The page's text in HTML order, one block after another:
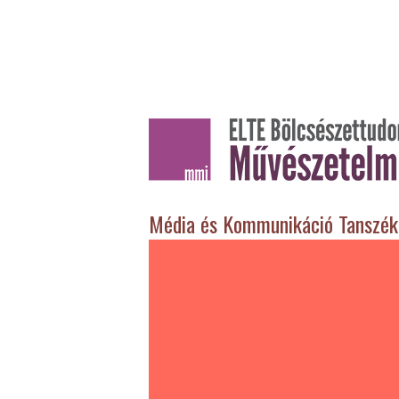
Média és Kommunikáció Tanszék